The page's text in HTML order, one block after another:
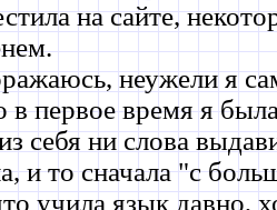
на сайте,
неужели я
в первое время я
себя ни слова
и то сначала "с
учила язык давно,